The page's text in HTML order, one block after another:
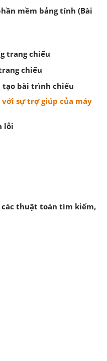
mềm bảng tính (Bài
trang chiếu
chiếu
tạo bài trình chiếu
với sự trợ giúp của máy
lỗi
các thuật toán tìm kiếm,